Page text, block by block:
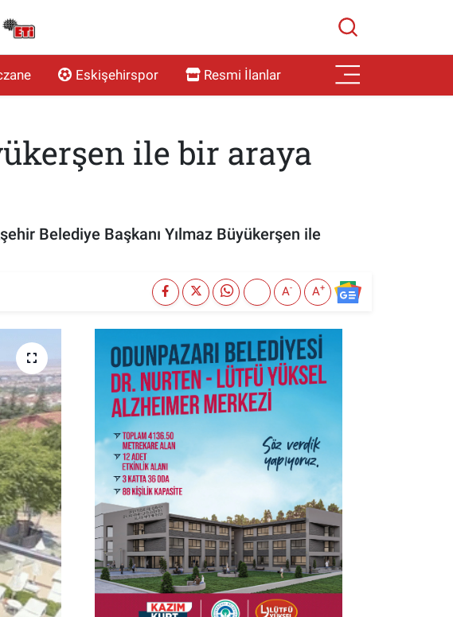
Eskişehirspor Resmi İlanlar
ile bir araya
Belediye Başkanı Yılmaz Büyükerşen ile
A- A+